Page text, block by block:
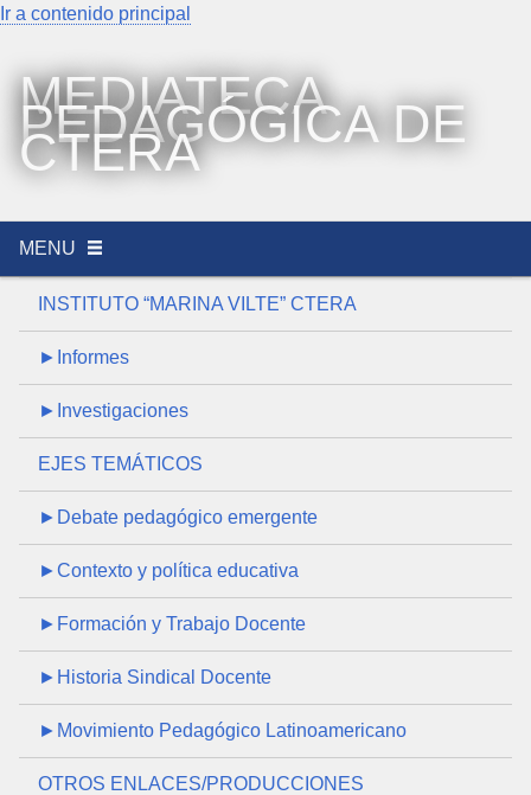
Ir a contenido principal
MEDIATECA
PEDAGÓGICA DE
CTERA
MENU
INSTITUTO “MARINA VILTE” CTERA
►Informes
►Investigaciones
EJES TEMÁTICOS
►Debate pedagógico emergente
►Contexto y política educativa
►Formación y Trabajo Docente
►Historia Sindical Docente
►Movimiento Pedagógico Latinoamericano
OTROS ENLACES/PRODUCCIONES